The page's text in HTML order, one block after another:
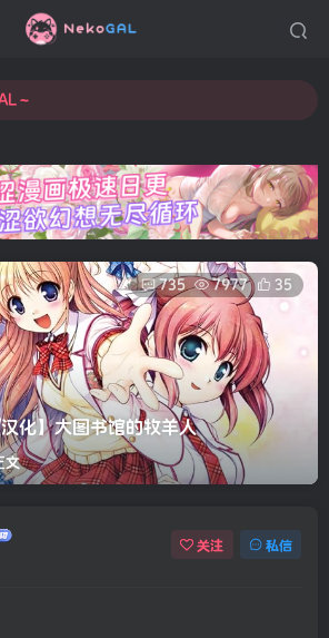
～
～
汉化】大图书馆的牧羊人
文
735 7977 35
关注 私信